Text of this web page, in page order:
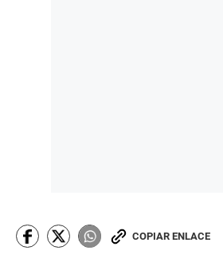
COPIAR ENLACE